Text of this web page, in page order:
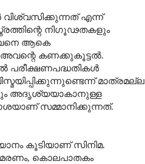
എന്ന്
നിഗൂഢതകളും
ആകെ
അവന്റെ കണക്കുകൂട്ടൽ.
പരീക്ഷണപദ്ധതികൾ
മാത്രമല്ല
അദൃശ്യയാകാനുള്ള
സമ്മാനിക്കുന്നത്.
കൂടിയാണ് സിനിമ.
, കൊലപാതകം